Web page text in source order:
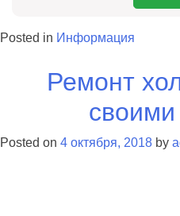
Posted in Информация
Ремонт
Posted on 4 октября, 2018 by